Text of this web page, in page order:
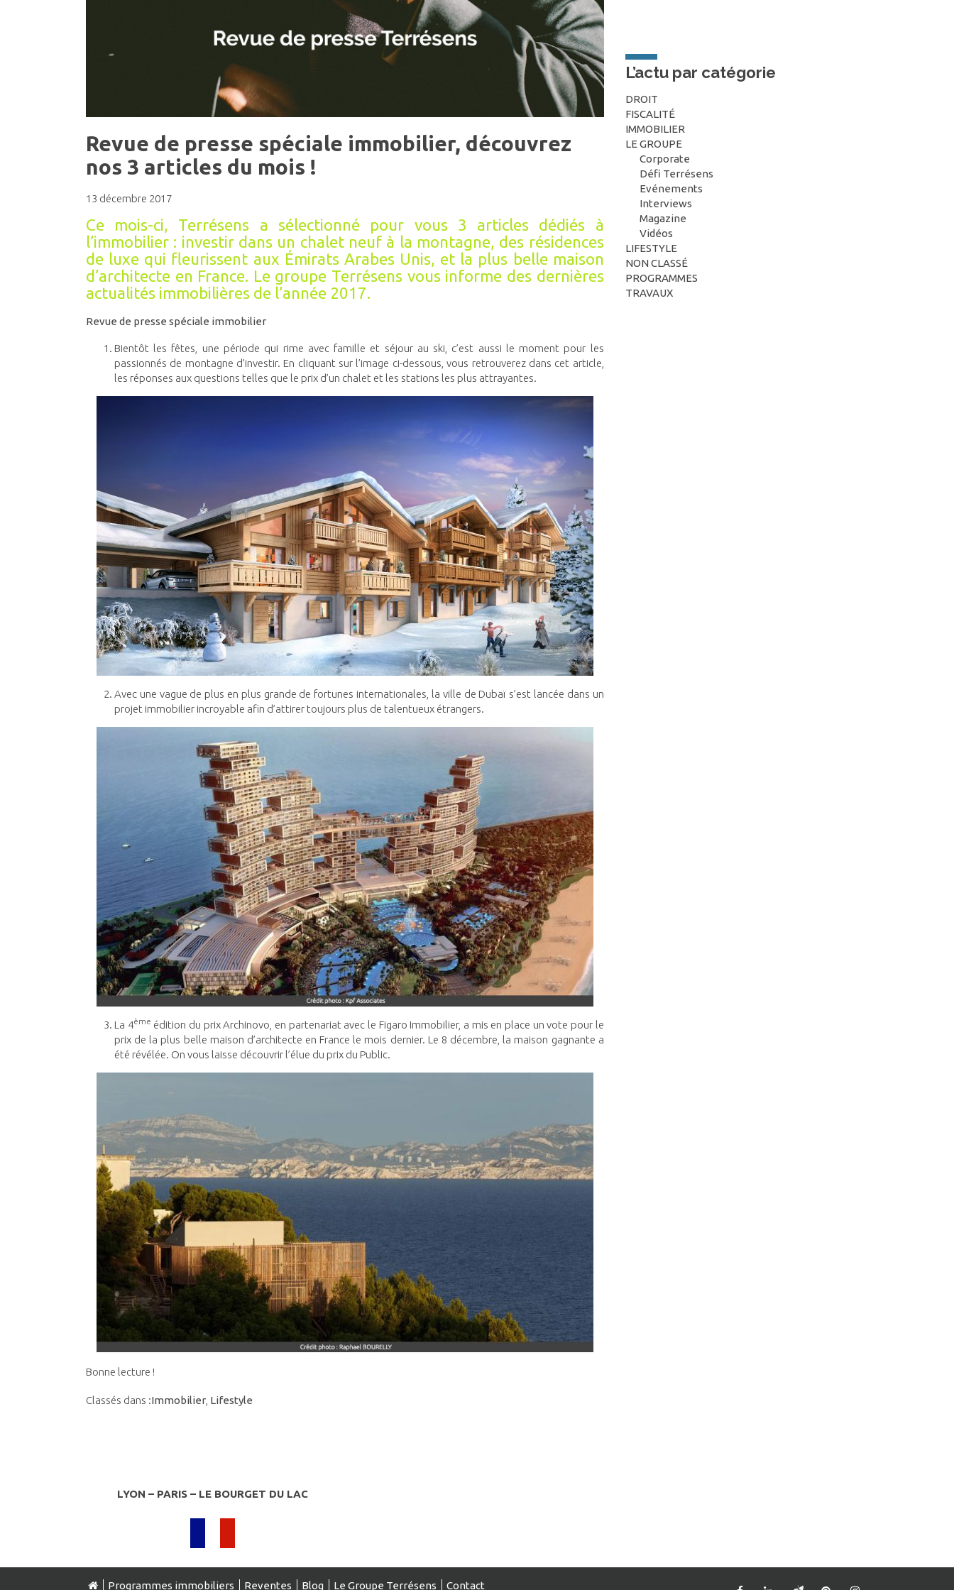
Revue de presse spéciale immobilier, découvrez
nos 3 articles du mois !
13 décembre 2017
Ce mois-ci, Terrésens a sélectionné pour vous 3 articles dédiés à
l’immobilier : investir dans un chalet neuf à la montagne, des résidences
de luxe qui fleurissent aux Émirats Arabes Unis, et la plus belle maison
d’architecte en France. Le groupe Terrésens vous informe des dernières
actualités immobilières de l’année 2017.
Revue de presse spéciale immobilier
Bientôt les fêtes, une période qui rime avec famille et séjour au ski, c’est aussi le moment pour les
passionnés de montagne d’investir. En cliquant sur l’image ci-dessous, vous retrouverez dans cet article,
les réponses aux questions telles que le prix d’un chalet et les stations les plus attrayantes.
Avec une vague de plus en plus grande de fortunes internationales, la ville de Dubaï s’est lancée dans un
projet immobilier incroyable afin d’attirer toujours plus de talentueux étrangers.
La 4ème édition du prix Archinovo, en partenariat avec le Figaro Immobilier, a mis en place un vote pour le
prix de la plus belle maison d’architecte en France le mois dernier. Le 8 décembre, la maison gagnante a
été révélée. On vous laisse découvrir l’élue du prix du Public.
Bonne lecture !
Classés dans :Immobilier, Lifestyle
L’actu par catégorie
DROIT
FISCALITÉ
IMMOBILIER
LE GROUPE
Corporate
Défi Terrésens
Evénements
Interviews
Magazine
Vidéos
LIFESTYLE
NON CLASSÉ
PROGRAMMES
TRAVAUX
LYON – PARIS – LE BOURGET DU LAC
Programmes immobiliers Reventes Blog Le Groupe Terrésens Contact